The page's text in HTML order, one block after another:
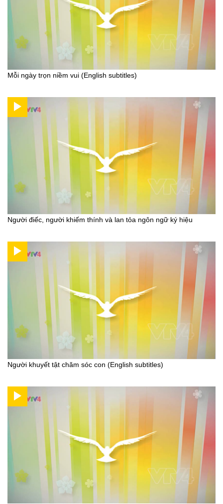
Mỗi ngày trọn niềm vui (English subtitles)
Người điếc, người khiếm thính và lan tỏa ngôn ngữ ký hiệu
Người khuyết tật chăm sóc con (English subtitles)